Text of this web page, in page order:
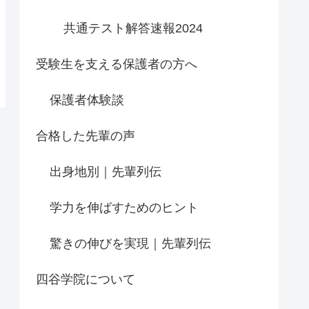
共通テスト解答速報2024
受験生を支える保護者の方へ
保護者体験談
合格した先輩の声
出身地別｜先輩列伝
学力を伸ばすためのヒント
驚きの伸びを実現｜先輩列伝
四谷学院について